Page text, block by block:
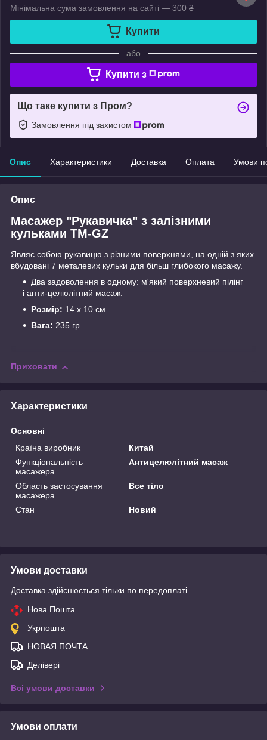
Мінімальна сума замовлення на сайті — 300 ₴
Купити
або
Купити з
Що таке купити з Пром?
Замовлення під захистом
Опис Характеристики Доставка Оплата Умови
Опис
Масажер "Рукавичка" з залізними
кульками TM-GZ
Являє собою рукавицю з різними поверхнями, на одній з яких
вбудовані 7 металевих кульки для більш глибокого масажу.
Два задоволення в одному: м'який поверхневий пілінг
і анти-целюлітний масаж.
Розмір: 14 х 10 см.
Вага: 235 гр.
Приховати
Характеристики
Основні
Країна виробник
Китай
Функціональність
масажера
Антицелюлітний масаж
Область застосування
масажера
Все тіло
Стан Новий
Умови доставки
Доставка здійснюється тільки по передоплаті.
Нова Пошта
Укрпошта
НОВАЯ ПОЧТА
Делівері
Всі умови доставки
Умови оплати